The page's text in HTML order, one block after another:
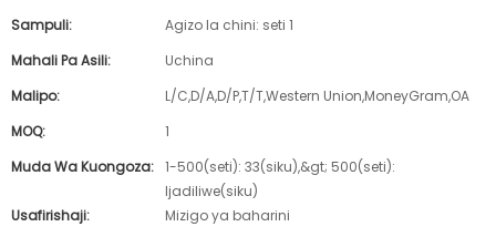
Sampuli:
Agizo la chini: seti 1
Mahali Pa Asili:
Uchina
Malipo:
L/C,D/A,D/P,T/T,Western Union,MoneyGram,OA
MOQ:
1
Muda Wa Kuongoza: 1-500(seti): 33(siku),&gt; 500(seti):
Ijadiliwe(siku)
Usafirishaji:
Mizigo ya baharini